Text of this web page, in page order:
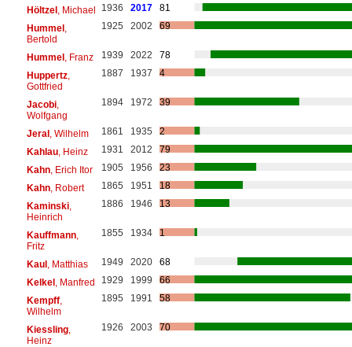
Höltzel, Michael 1936 2017
81
Hummel,
Bertold
1925 2002 69
Hummel, Franz 1939 2022
78
Huppertz,
Gottfried
1887 1937 4
Jacobi,
Wolfgang
1894 1972 39
Jeral, Wilhelm 1861 1935
2
Kahlau, Heinz 1931 2012
79
Kahn, Erich Itor 1905 1956
23
Kahn, Robert 1865 1951
18
Kaminski,
Heinrich
1886 1946 13
Kauffmann,
Fritz
1855 1934 1
Kaul, Matthias 1949 2020
68
Kelkel, Manfred 1929 1999
66
Kempff,
Wilhelm
1895 1991 58
Kiessling,
Heinz
1926 2003 70